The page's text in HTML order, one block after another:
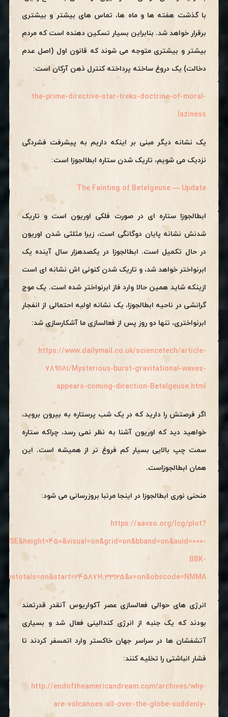
با گذشت هفته ها و ماه ها، تماس های بیشتر و بیشتری
برقرار خواهد شد. بنابراین بسیار تسکین دهنده است که مردم
بیشتر و بیشتری متوجه می شوند که قانون اول (اصل عدم
دخالت) یک دروغ ساخته پرداخته کنترل ذهن آرکان است:
the-prime-directive-star-treks-doctrine-of-moral-
laziness
یک نشانه دیگر مبنی بر اینکه داریم به پیشرفت فشردگی
نزدیک می شویم، تاریک شدن ستاره ابطالجوزا است:
The Fainting of Betelgeuse — Update
ابطالجوزا ستاره ای در صورت فلکی اوریون است و تاریک
شدنش نشانه پایان دوگانگی است، زیرا مثلثی شدن اوریون
در حال تکمیل است. ابطالجوزا در یکصدهزار سال آینده یک
ابرنواختر خواهد شد، و تاریک شدن کنونی اش نشانه ای است
ازینکه شاید همین حالا وارد فاز ابرنواختر شده است. یک موج
گرانشی در ناحیه ابطالجوزا، یک نشانه اولیه احتمالی از انفجار
ابرنواختری، تنها دو روز پس از فعالسازی ما آشکارسازی شد:
https://www.dailymail.co.uk/sciencetech/article-
7891181/Mysterious-burst-gravitational-waves-
appears-coming-direction-Betelgeuse.html
اگر فرصتش را دارید که در یک شب پرستاره به بیرون بروید،
خواهید دید که اوریون آشنا به نظر نمی رسد، چراکه ستاره
سمت چپ بالایی بسیار کم فروغ تر از همیشه است. این
همان ابطالجوزاست.
منحنی نوری ابطالجوزا در اینجا مرتبا بروزرسانی می شود:
https://aavso.org/lcg/plot?
BBK-
انرژی های حوالی فعالسازی عصر آکواریوس آنقدر قدرتمند
بودند که یک جنبه از انرژی کندالینی فعال شد و بسیاری
آتشفشان ها در سراسر جهان خاکستر وارد اتمسفر کردند تا
فشار انباشتی را تخلیه کنند:
http://endoftheamericandream.com/archives/why-
are-volcanoes-all-over-the-globe-suddenly-